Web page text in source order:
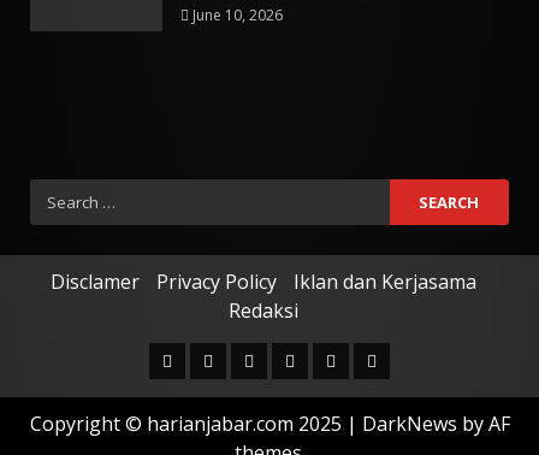
June 10, 2026
Search
for:
Disclamer Privacy Policy
Iklan dan Kerjasama
Redaksi
Facebook
TwitterLinkedin
VK YoutubeInstagram
Copyright © harianjabar.com 2025 | DarkNews by AF